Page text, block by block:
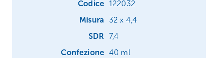
122032
32 x 4,4
7,4
40 ml